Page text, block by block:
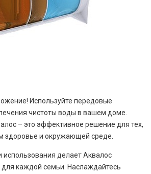
Используйте передовые
чистоты воды в вашем доме.
– это эффективное решение для тех,
здоровье и окружающей среде.
использования делает Аквалос
каждой семьи. Наслаждайтесь